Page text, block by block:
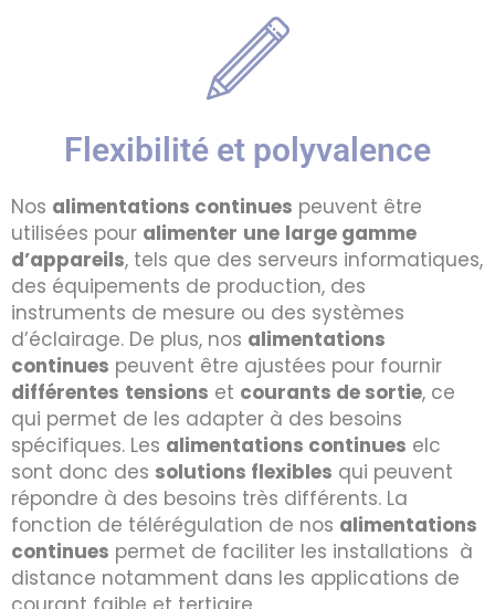
Flexibilité et polyvalence
Nos alimentations continues peuvent être
utilisées pour alimenter une large gamme
d’appareils, tels que des serveurs informatiques,
des équipements de production, des
instruments de mesure ou des systèmes
d’éclairage. De plus, nos alimentations
continues peuvent être ajustées pour fournir
différentes tensions et courants de sortie, ce
qui permet de les adapter à des besoins
spécifiques. Les alimentations continues elc
sont donc des solutions flexibles qui peuvent
répondre à des besoins très différents. La
fonction de télérégulation de nos alimentations
continues permet de faciliter les installations à
distance notamment dans les applications de